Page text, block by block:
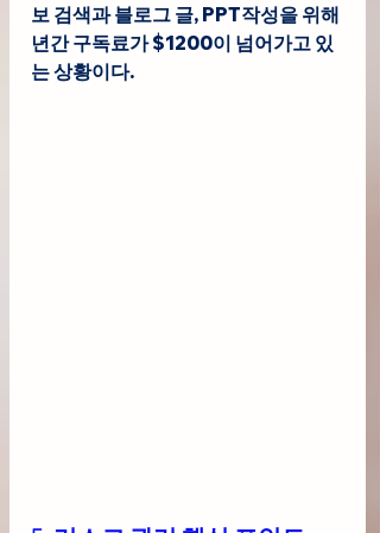
보 검색과 블로그 글, PPT작성을 위해
년간 구독료가 $1200이 넘어가고 있
는 상황이다.